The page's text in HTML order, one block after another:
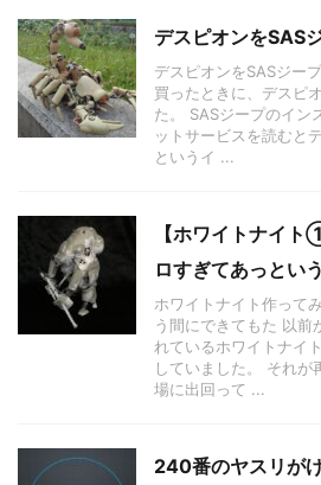
デスピオンをSAS
デスピオンをSASジー
買ったときに、デスピ
た。 SASジープのイン
ットサービスを読むと
というイ ...
【ホワイトナイ
ロすぎてあっとい
ホワイトナイト作って
う間にできてもた 以前
れているホワイトナイ
していました。 それが
場に出回って ...
240番のヤスリが